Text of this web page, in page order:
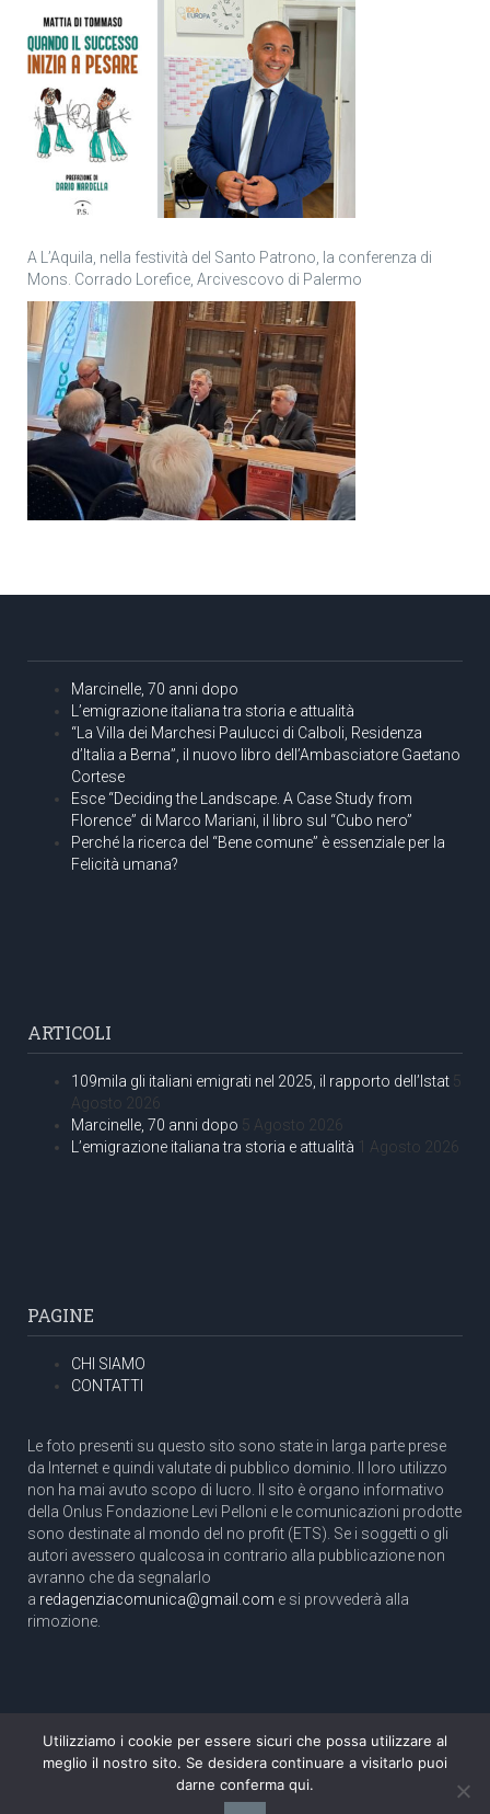
A L’Aquila, nella festività del Santo Patrono, la conferenza di
Mons. Corrado Lorefice, Arcivescovo di Palermo
Marcinelle, 70 anni dopo
L’emigrazione italiana tra storia e attualità
“La Villa dei Marchesi Paulucci di Calboli, Residenza
d’Italia a Berna”, il nuovo libro dell’Ambasciatore Gaetano
Cortese
Esce “Deciding the Landscape. A Case Study from
Florence” di Marco Mariani, il libro sul “Cubo nero”
Perché la ricerca del “Bene comune” è essenziale per la
Felicità umana?
ARTICOLI
109mila gli italiani emigrati nel 2025, il rapporto dell’Istat 5
Agosto 2026
Marcinelle, 70 anni dopo 5 Agosto 2026
L’emigrazione italiana tra storia e attualità 1 Agosto 2026
PAGINE
CHI SIAMO
CONTATTI
Le foto presenti su questo sito sono state in larga parte prese
da Internet e quindi valutate di pubblico dominio. Il loro utilizzo
non ha mai avuto scopo di lucro. Il sito è organo informativo
della Onlus Fondazione Levi Pelloni e le comunicazioni prodotte
sono destinate al mondo del no profit (ETS). Se i soggetti o gli
autori avessero qualcosa in contrario alla pubblicazione non
avranno che da segnalarlo
a redagenziacomunica@gmail.com e si provvederà alla
rimozione.
Copyright 2003 com.unica - Tutti i diritti riservati
Aut. Tribunale di Roma N. 466/2003 dell'11/11/2003
Direttore responsabile: Pino Pelloni [direttore@agenziacomunica.net]
Utilizziamo i cookie per essere sicuri che possa utilizzare al
meglio il nostro sito. Se desidera continuare a visitarlo puoi
darne conferma qui.